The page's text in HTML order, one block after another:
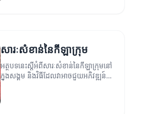
សារៈសំខាន់នៃកីឡាក្រុម
អត្ថបទនេះស្ដីអំពីសារៈសំខាន់នៃកីឡាក្រុមនៅ
ក្នុងសង្គម និងវិធីដែលវាអាចជួយអភិវឌ្ឍន៍